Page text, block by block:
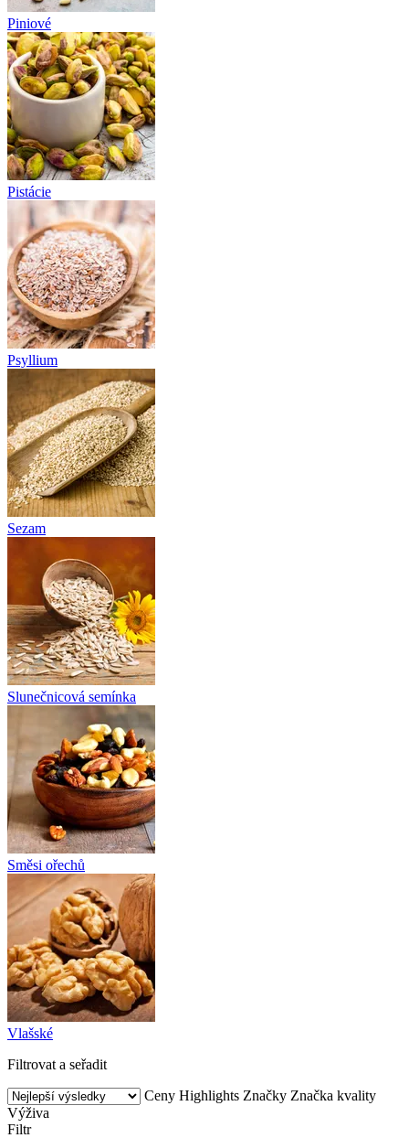
Piniové
Pistácie
Psyllium
Sezam
Slunečnicová semínka
Směsi ořechů
Vlašské
Filtrovat a seřadit
Ceny Highlights Značky Značka kvality
Výživa
Filtr